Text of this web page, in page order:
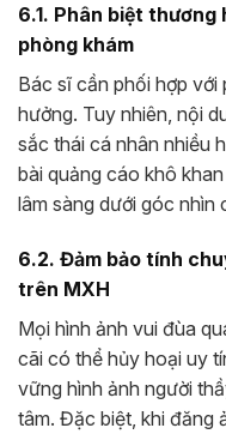
6.1. Phân biệt thương
phòng khám
Bác sĩ cần phối hợp
hưởng. Tuy nhiên, nội
sắc thái cá nhân nhiều
bài quảng cáo khô
lâm sàng dưới góc nhìn
6.2. Đảm bảo tính
trên MXH
Mọi hình ảnh vui đùa
cãi có thể hủy hoại uy
vững hình ảnh người
tâm. Đặc biệt, khi đăng